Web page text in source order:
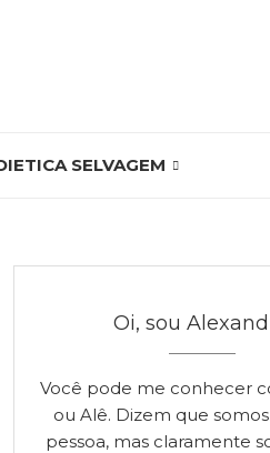
SELVAGEM
Oi, sou
Você pode me conhecer
ou Alê. Dizem que
pessoa, mas claramente